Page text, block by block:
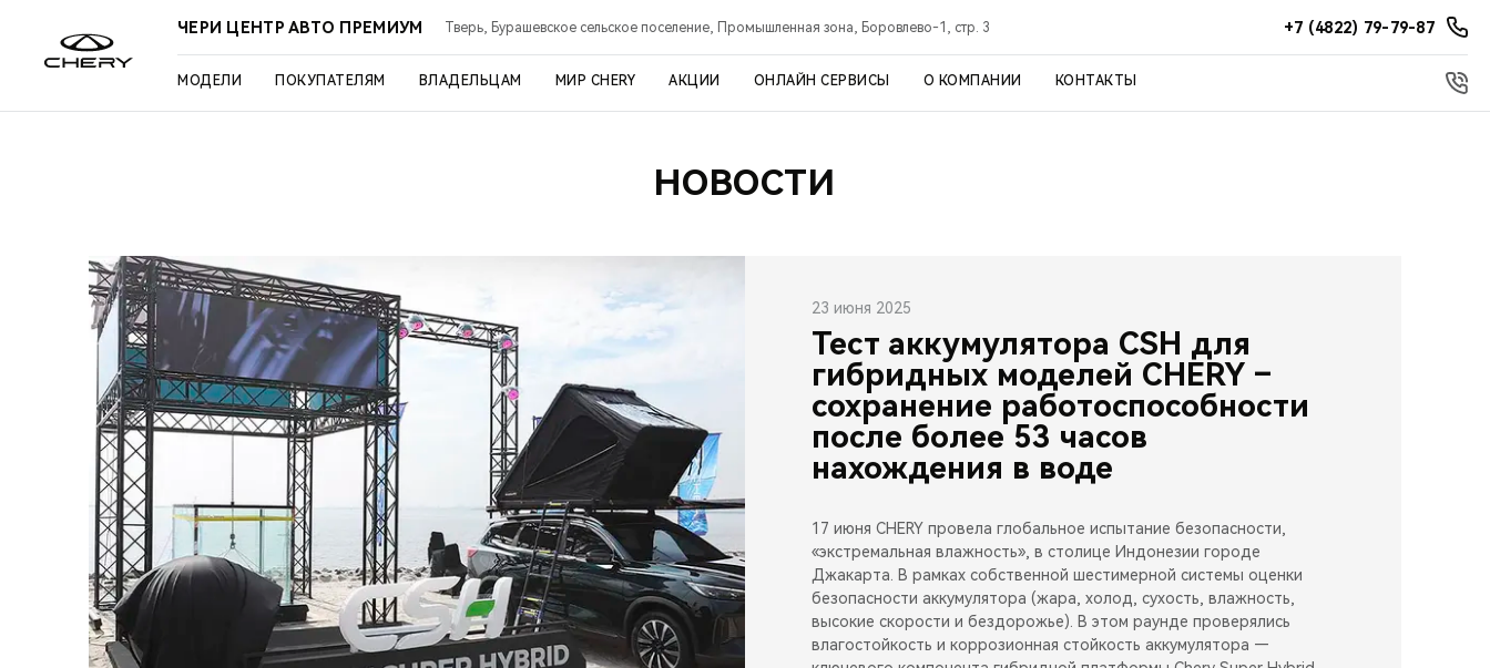
ЧЕРИ ЦЕНТР АВТО ПРЕМИУМ Тверь, Бурашевское сельское поселение, Промышленная зона, Боровлево-1, стр. 3 +7 (4822) 79-79-87
МОДЕЛИ ПОКУПАТЕЛЯМ ВЛАДЕЛЬЦАМ МИР CHERY АКЦИИ ОНЛАЙН СЕРВИСЫ О КОМПАНИИ КОНТАКТЫ
НОВОСТИ
23 июня 2025
Тест аккумулятора CSH для
гибридных моделей CHERY –
сохранение работоспособности
после более 53 часов
нахождения в воде
17 июня CHERY провела глобальное испытание безопасности,
«экстремальная влажность», в столице Индонезии городе
Джакарта. В рамках собственной шестимерной системы оценки
безопасности аккумулятора (жара, холод, сухость, влажность,
высокие скорости и бездорожье). В этом раунде проверялись
влагостойкость и коррозионная стойкость аккумулятора —